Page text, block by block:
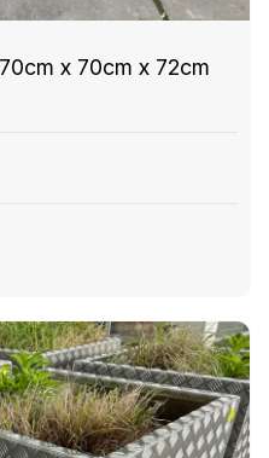
x 70cm x 72cm